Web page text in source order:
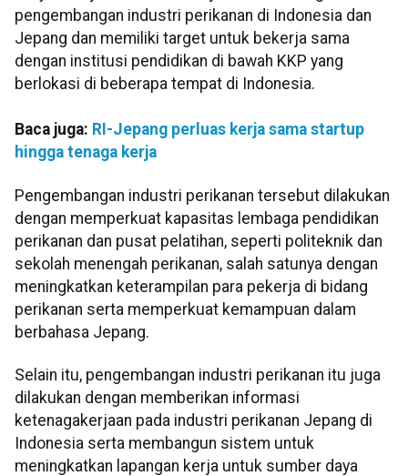
pengembangan industri perikanan di Indonesia dan
Jepang dan memiliki target untuk bekerja sama
dengan institusi pendidikan di bawah KKP yang
berlokasi di beberapa tempat di Indonesia.
Baca juga: RI-Jepang perluas kerja sama startup
hingga tenaga kerja
Pengembangan industri perikanan tersebut dilakukan
dengan memperkuat kapasitas lembaga pendidikan
perikanan dan pusat pelatihan, seperti politeknik dan
sekolah menengah perikanan, salah satunya dengan
meningkatkan keterampilan para pekerja di bidang
perikanan serta memperkuat kemampuan dalam
berbahasa Jepang.
Selain itu, pengembangan industri perikanan itu juga
dilakukan dengan memberikan informasi
ketenagakerjaan pada industri perikanan Jepang di
Indonesia serta membangun sistem untuk
meningkatkan lapangan kerja untuk sumber daya